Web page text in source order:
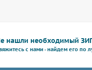
нашли необходимый
с нами - найдем его по